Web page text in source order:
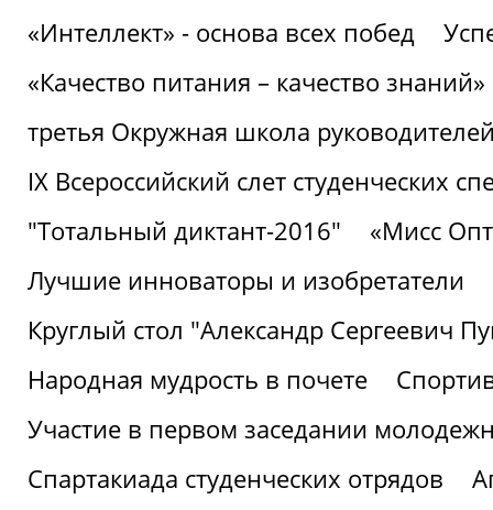
«Интеллект» - основа всех побед
«Качество питания – качество знаний»
третья Окружная школа
IХ Всероссийский слет студенческих
"Тотальный диктант-2016"
«Мисс
Лучшие инноваторы и изобретатели
Круглый стол "Александр Сергеевич
Народная мудрость в почете
Участие в первом заседании
Спартакиада студенческих отрядов